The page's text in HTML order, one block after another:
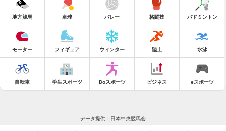
地方競馬 卓球 バレー 格闘技 バドミントン
モーター フィギュア ウィンター 陸上 水泳
自転車 学生スポーツ Doスポーツ ビジネス eスポーツ
データ提供：日本中央競馬会